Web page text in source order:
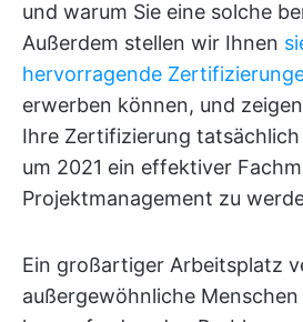
und warum Sie eine solche
Außerdem stellen wir Ihnen
hervorragende
erwerben können, und
Ihre Zertifizierung
um 2021 ein effektiver
Projektmanagement zu
Ein großartiger Arbeitsplatz
außergewöhnliche